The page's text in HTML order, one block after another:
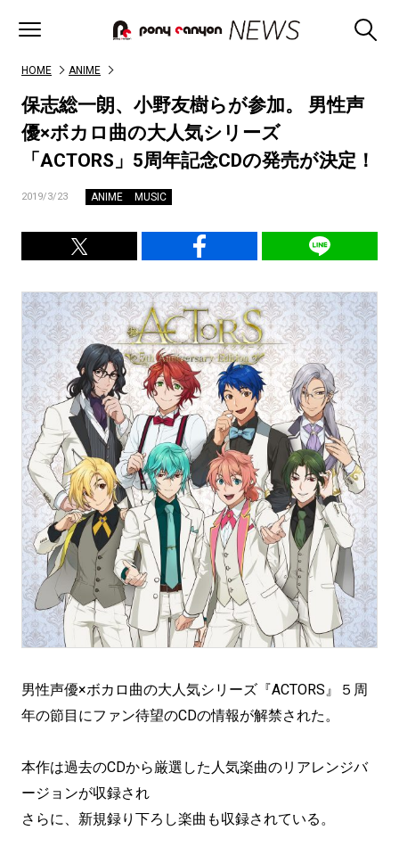
HOME ANIME
保志総一朗、小野友樹らが参加。 男性声
優×ボカロ曲の大人気シリーズ
「ACTORS」5周年記念CDの発売が決定！
2019/3/23 ANIME MUSIC
男性声優×ボカロ曲の大人気シリーズ『ACTORS』５周
年の節目にファン待望のCDの情報が解禁された。
本作は過去のCDから厳選した人気楽曲のリアレンジバ
ージョンが収録され
さらに、新規録り下ろし楽曲も収録されている。